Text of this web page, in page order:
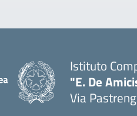
Istituto
"E. De
Via